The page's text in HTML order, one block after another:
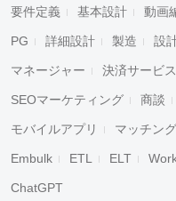
要件定義 基本設計 動画
PG 詳細設計 製造 設
マネージャー 決済サービス
SEOマーケティング 商談
モバイルアプリ マッチン
Embulk ETL ELT
ChatGPT